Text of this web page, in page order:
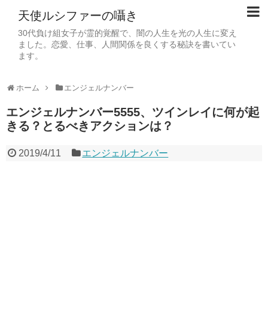
天使ルシファーの囁き
30代負け組女子が霊的覚醒で、闇の人生を光の人生に変え
ました。恋愛、仕事、人間関係を良くする秘訣を書いてい
ます。
ホーム エンジェルナンバー
エンジェルナンバー5555、ツインレイに何が起
きる？とるべきアクションは？
2019/4/11 エンジェルナンバー